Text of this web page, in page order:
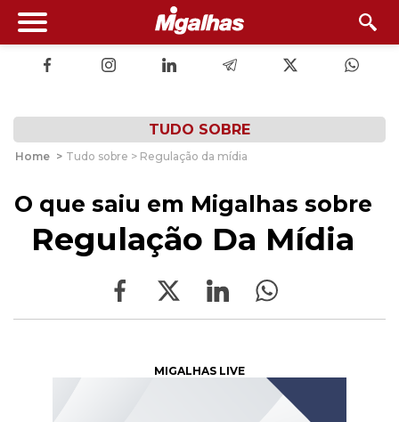
TUDO SOBRE
Home > Tudo sobre > Regulação da mídia
O que saiu em Migalhas sobre
Regulação Da Mídia
MIGALHAS LIVE